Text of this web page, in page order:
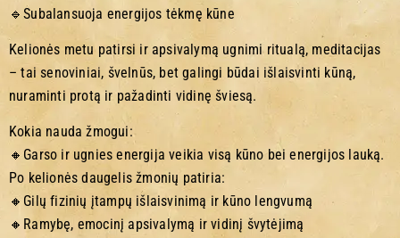
🔹Subalansuoja energijos tėkmę kūne
Kelionės metu patirsi ir apsivalymą ugnimi ritualą, meditacijas
– tai senoviniai, švelnūs, bet galingi būdai išlaisvinti kūną,
nuraminti protą ir pažadinti vidinę šviesą.
Kokia nauda žmogui:
🔸Garso ir ugnies energija veikia visą kūno bei energijos lauką.
Po kelionės daugelis žmonių patiria:
🔸Gilų fizinių įtampų išlaisvinimą ir kūno lengvumą
🔸Ramybę, emocinį apsivalymą ir vidinį švytėjimą